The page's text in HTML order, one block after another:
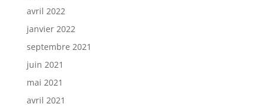
avril 2022
janvier 2022
septembre 2021
juin 2021
mai 2021
avril 2021